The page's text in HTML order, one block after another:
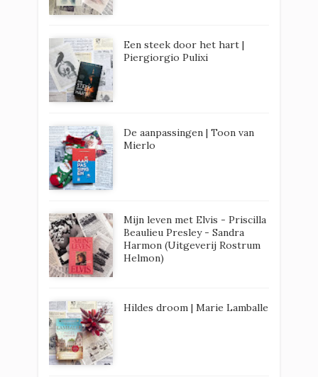
Een steek door het hart |
Piergiorgio Pulixi
De aanpassingen | Toon van
Mierlo
Mijn leven met Elvis - Priscilla
Beaulieu Presley - Sandra
Harmon (Uitgeverij Rostrum
Helmon)
Hildes droom | Marie Lamballe